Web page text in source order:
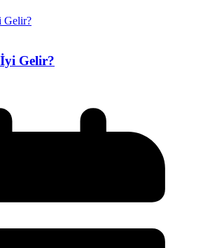
Gelir?